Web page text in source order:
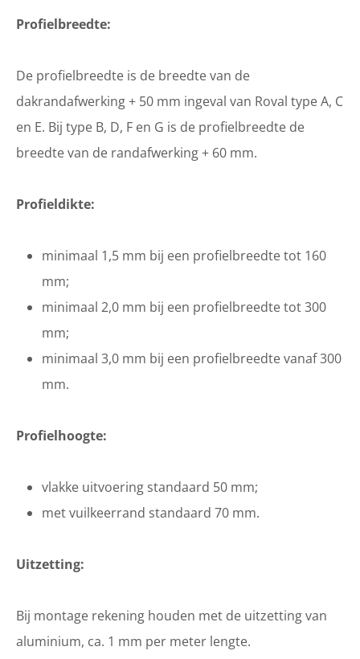
Profielbreedte:
De profielbreedte is de breedte van de
dakrandafwerking + 50 mm ingeval van Roval type A, C
en E. Bij type B, D, F en G is de profielbreedte de
breedte van de randafwerking + 60 mm.
Profieldikte:
minimaal 1,5 mm bij een profielbreedte tot 160
mm;
minimaal 2,0 mm bij een profielbreedte tot 300
mm;
minimaal 3,0 mm bij een profielbreedte vanaf 300
mm.
Profielhoogte:
vlakke uitvoering standaard 50 mm;
met vuilkeerrand standaard 70 mm.
Uitzetting:
Bij montage rekening houden met de uitzetting van
aluminium, ca. 1 mm per meter lengte.